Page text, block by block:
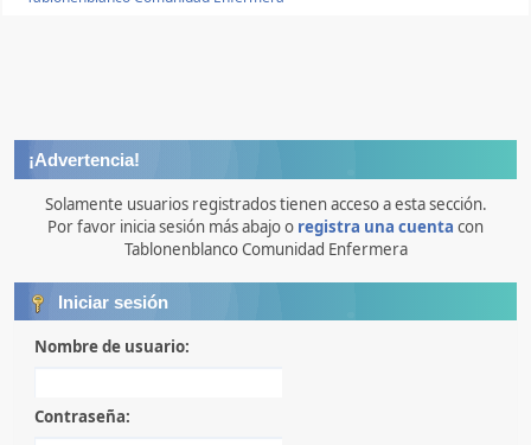
¡Advertencia!
Solamente usuarios registrados tienen acceso a esta sección.
Por favor inicia sesión más abajo o registra una cuenta con
Tablonenblanco Comunidad Enfermera
Iniciar sesión
Nombre de usuario:
Contraseña: